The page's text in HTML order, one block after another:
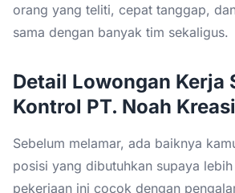
orang yang teliti, cepat tanggap,
sama dengan banyak tim sekaligus.
Detail Lowongan Kerja
Kontrol PT. Noah
Sebelum melamar, ada baiknya
posisi yang dibutuhkan supaya
pekerjaan ini cocok dengan